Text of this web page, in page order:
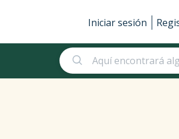
Iniciar sesión